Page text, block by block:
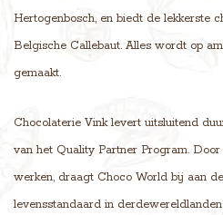
Hertogenbosch, en biedt de lekkerste
Belgische Callebaut. Alles wordt op
gemaakt.
Chocolaterie Vink levert uitsluitend
van het Quality Partner Program.
werken, draagt Choco World bij aan
levensstandaard in derdewereldlanden.